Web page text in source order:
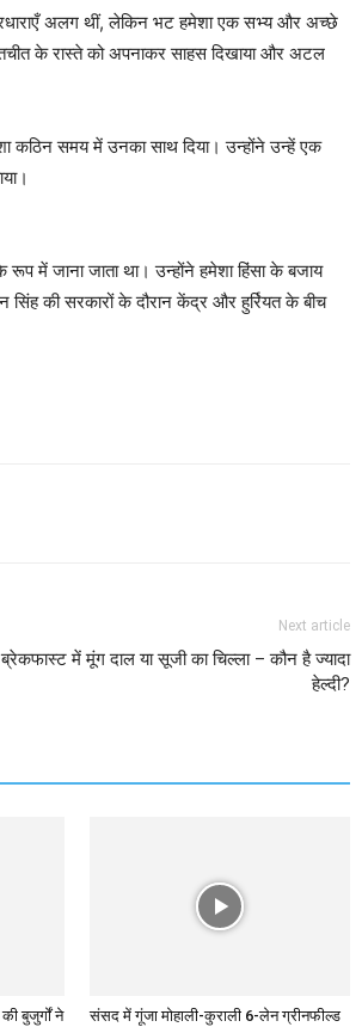
अलग थीं, लेकिन भट हमेशा एक सभ्य और अच्छे
के रास्ते को अपनाकर साहस दिखाया और अटल
कठिन समय में उनका साथ दिया। उन्होंने उन्हें एक
में जाना जाता था। उन्होंने हमेशा हिंसा के बजाय
सिंह की सरकारों के दौरान केंद्र और हुर्रियत के बीच
Next article
ब्रेकफास्ट में मूंग दाल या सूजी का चिल्ला – कौन है ज्यादा
हेल्दी?
बुजुर्गों ने
संसद में गूंजा मोहाली-कुराली 6-लेन ग्रीनफील्ड